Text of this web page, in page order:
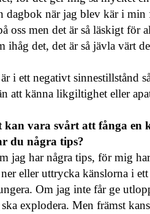
dagbok när jag blev kär i
oss men det är så läskigt för
ihåg det, det är så jävla värt
i ett negativt sinnestillstånd
att känna likgiltighet eller
kan vara svårt att fånga en
du några tips?
jag har några tips, för mig
eller uttrycka känslorna i
Om jag inte får ge
explodera. Men främst